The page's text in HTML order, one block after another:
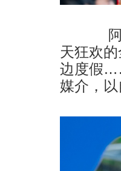
阿
天狂欢
边度假
媒介，以